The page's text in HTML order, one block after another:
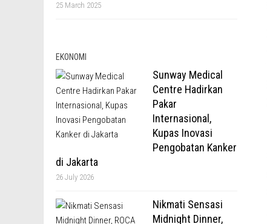
25 March 2025
EKONOMI
Sunway Medical
Centre Hadirkan
Pakar
Internasional,
Kupas Inovasi
Pengobatan Kanker
di Jakarta
26 July 2026
Nikmati Sensasi
Midnight Dinner,